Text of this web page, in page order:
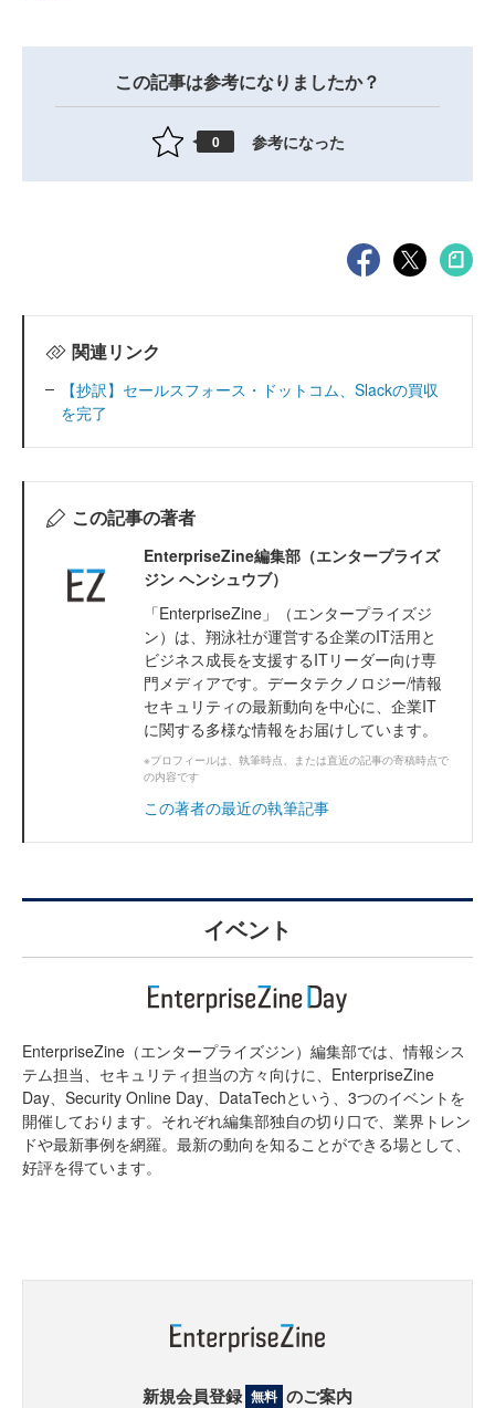
この記事は参考になりましたか？
0 参考になった
関連リンク
【抄訳】セールスフォース・ドットコム、Slackの買収
を完了
この記事の著者
EnterpriseZine編集部（エンタープライズ
ジン ヘンシュウブ）
「EnterpriseZine」（エンタープライズジ
ン）は、翔泳社が運営する企業のIT活用と
ビジネス成長を支援するITリーダー向け専
門メディアです。データテクノロジー/情報
セキュリティの最新動向を中心に、企業IT
に関する多様な情報をお届けしています。
※プロフィールは、執筆時点、または直近の記事の寄稿時点で
の内容です
この著者の最近の執筆記事
イベント
EnterpriseZine（エンタープライズジン）編集部では、情報シス
テム担当、セキュリティ担当の方々向けに、EnterpriseZine
Day、Security Online Day、DataTechという、3つのイベントを
開催しております。それぞれ編集部独自の切り口で、業界トレン
ドや最新事例を網羅。最新の動向を知ることができる場として、
好評を得ています。
新規会員登録 無料 のご案内